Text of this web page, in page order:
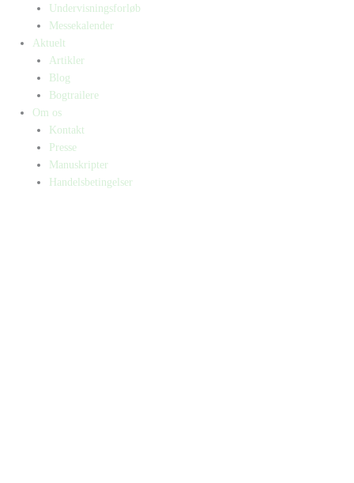
Undervisningsforløb
Messekalender
Aktuelt
Artikler
Blog
Bogtrailere
Om os
Kontakt
Presse
Manuskripter
Handelsbetingelser